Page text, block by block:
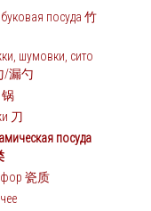
посуда 竹
шумовки, сито
/漏勺
锅
刀
посуда
瓷质